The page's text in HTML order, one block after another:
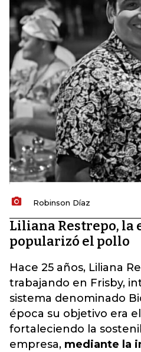
Robinson Díaz
Liliana Restrepo, la
popularizó el pollo
Hace 25 años, Liliana
trabajando en Frisby,
sistema denominado
época su objetivo era
fortaleciendo la
empresa, mediante la